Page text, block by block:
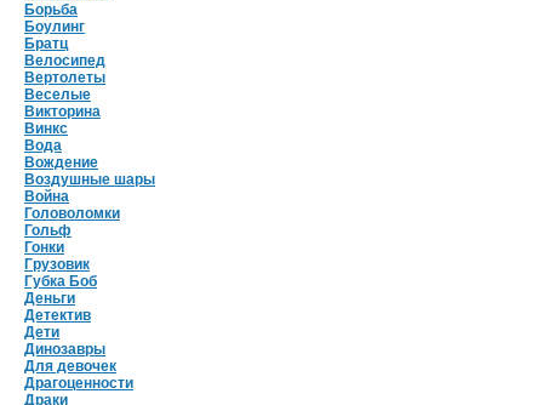
Борьба
Боулинг
Братц
Велосипед
Вертолеты
Веселые
Викторина
Винкс
Вода
Вождение
Воздушные шары
Война
Головоломки
Гольф
Гонки
Грузовик
Губка Боб
Деньги
Детектив
Дети
Динозавры
Для девочек
Драгоценности
Драки